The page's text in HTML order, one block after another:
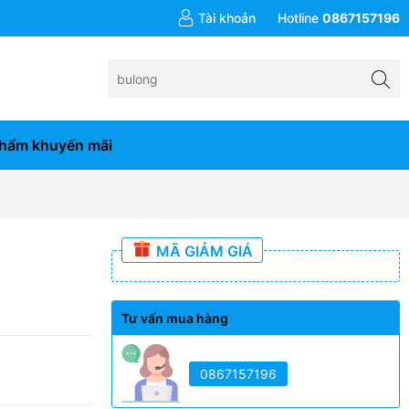
Tài khoản Hotline 0867157196
khuyến mãi
MÃ GIẢM GIÁ
Tư vấn mua hàng
0867157196